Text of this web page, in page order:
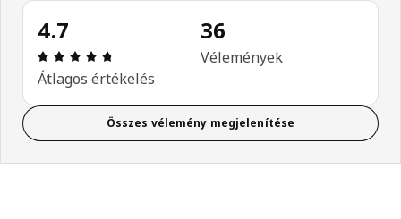
4.7
Értékelés: 4.7 / 5 csillagok. Összes vélemény: 36
Átlagos értékelés
36
Vélemények
Összes vélemény megjelenítése